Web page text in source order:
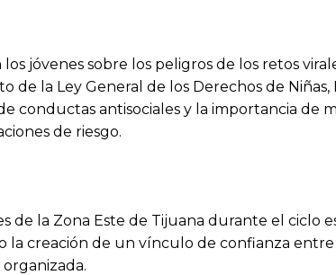
jóvenes sobre los peligros de los retos
la Ley General de los Derechos de Niñas,
conductas antisociales y la importancia de
de riesgo.
de la Zona Este de Tijuana durante el ciclo
la creación de un vínculo de confianza